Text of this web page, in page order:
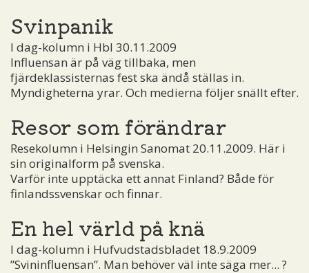
Svinpanik
I dag-kolumn i Hbl 30.11.2009
Influensan är på väg tillbaka, men
fjärdeklassisternas fest ska ändå ställas in.
Myndigheterna yrar. Och medierna följer snällt efter.
Resor som förändrar
Resekolumn i Helsingin Sanomat 20.11.2009. Här i
sin originalform på svenska.
Varför inte upptäcka ett annat Finland? Både för
finlandssvenskar och finnar.
En hel värld på knä
I dag-kolumn i Hufvudstadsbladet 18.9.2009
”Svininfluensan”. Man behöver väl inte säga mer... ?